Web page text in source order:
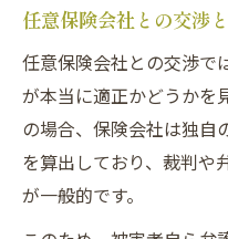
任意保険会社との交渉
任意保険会社との交渉で
が本当に適正かどうかを
の場合、保険会社は独自
を算出しており、裁判や
が一般的です。